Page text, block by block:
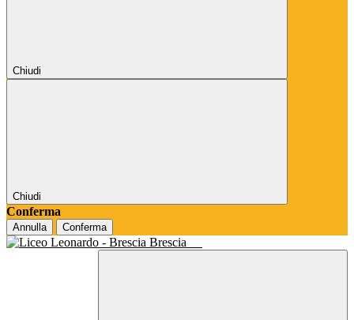
Chiudi
Chiudi
Conferma
Annulla Conferma
Brescia